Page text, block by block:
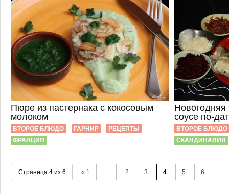
Пюре из пастернака с кокосовым
молоком
ВТОРОЕ БЛЮДО ГАРНИР
РЕЦЕПТЫ
ФРАНЦИЯ
Новогодняя
соусе по-
ВТОРОЕ БЛЮДО
СКАНДИНАВИЯ
Страница 4 из 6 « 1 ... 2 3 4 5 6